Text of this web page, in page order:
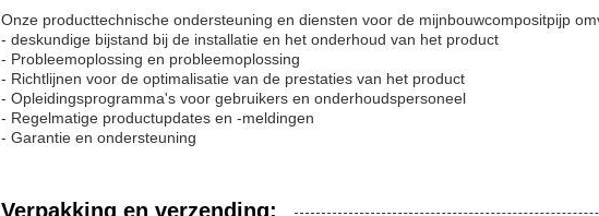
Onze producttechnische ondersteuning en diensten voor de mijnbouwcompositpijp
- deskundige bijstand bij de installatie en het onderhoud van het product
- Probleemoplossing en probleemoplossing
- Richtlijnen voor de optimalisatie van de prestaties van het product
- Opleidingsprogramma's voor gebruikers en onderhoudspersoneel
- Regelmatige productupdates en -meldingen
- Garantie en ondersteuning
Verpakking en verzending: